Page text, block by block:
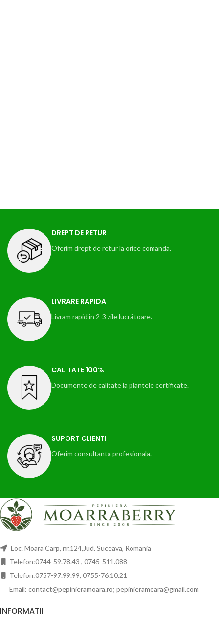
DREPT DE RETUR
Oferim drept de retur la orice comanda.
LIVRARE RAPIDA
Livram rapid in 2-3 zile lucrătoare.
CALITATE 100%
Documente de calitate la plantele certificate.
SUPORT CLIENTI
Oferim consultanta profesionala.
Loc. Moara Carp, nr.124,Jud. Suceava, Romania
Telefon:0744-59.78.43 , 0745-511.088
Telefon:0757-97.99.99, 0755-76.10.21
Email: contact@pepinieramoara.ro; pepinieramoara@gmail.com
INFORMATII